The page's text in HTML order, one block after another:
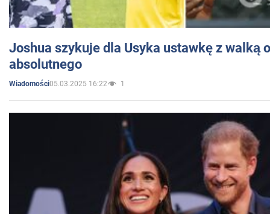
Joshua szykuje dla Usyka ustawkę z walką
absolutnego
Wiadomości05.03.2025 16:22 1